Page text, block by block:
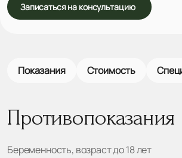
Записаться на консультацию
Показания Стоимость
Противопоказания
Беременность, возраст до 18 лет